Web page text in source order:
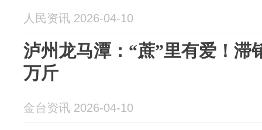
人民资讯 2026-04-10
泸州龙马潭：“蔗”里有爱！滞
万斤
金台资讯 2026-04-10